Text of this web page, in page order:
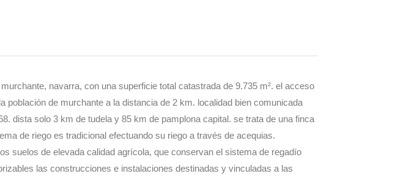
navarra, con una superficie total catastrada de 9.735 m². el acceso
de murchante a la distancia de 2 km. localidad bien comunicada
dista solo 3 km de tudela y 85 km de pamplona capital. se trata de una finca
de riego es tradicional efectuando su riego a través de acequias.
suelos de elevada calidad agrícola, que conservan el sistema de regadío
las construcciones e instalaciones destinadas y vinculadas a las